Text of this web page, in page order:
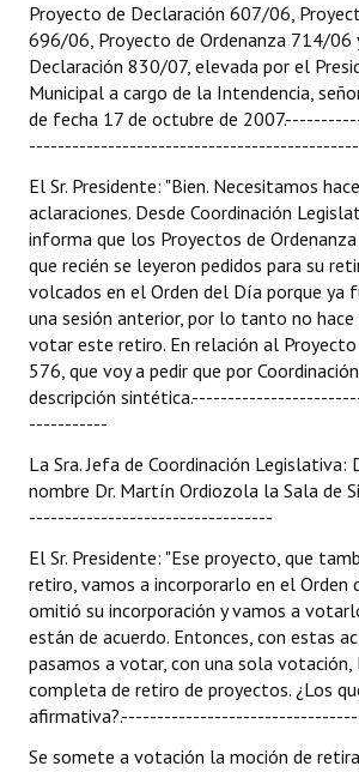
Proyecto de Declaración 607/06,
696/06, Proyecto de Ordenanza 714/06
Declaración 830/07, elevada por el
Municipal a cargo de la Intendencia,
de fecha 17 de octubre de
El Sr. Presidente: "Bien. Necesitamos
aclaraciones. Desde Coordinación
informa que los Proyectos de
que recién se leyeron pedidos para su
volcados en el Orden del Día porque ya
una sesión anterior, por lo tanto no
votar este retiro. En relación al Proyecto
576, que voy a pedir que por
descripción
-----------
La Sra. Jefa de Coordinación Legislativa:
nombre Dr. Martín Ordiozola la Sala de
----------------------------------
El Sr. Presidente: "Ese proyecto, que
retiro, vamos a incorporarlo en el Orden
omitió su incorporación y vamos a
están de acuerdo. Entonces, con estas
pasamos a votar, con una sola
completa de retiro de proyectos. ¿Los
Se somete a votación la moción de